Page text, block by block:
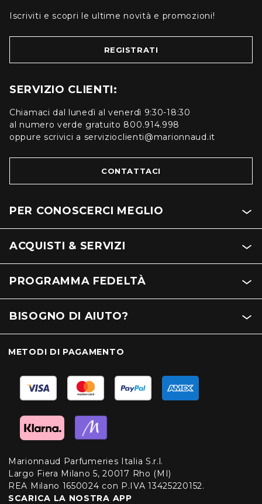
Iscriviti e scopri le ultime novità e promozioni!
REGISTRATI
SERVIZIO CLIENTI:
Chiamaci dal lunedì al venerdì 9:30-18:30
al numero verde gratuito 800.914.998
oppure scrivici a servizioclienti@marionnaud.it
CONTATTACI
PER CONOSCERCI MEGLIO
ACQUISTI & SERVIZI
PROGRAMMA FEDELTÀ
BISOGNO DI AIUTO?
METODI DI PAGAMENTO
Marionnaud Parfumeries Italia S.r.l.
Largo Fiera Milano 5, 20017 Rho (MI)
REA Milano 1650024 con P.IVA 13425220152.
SCARICA LA NOSTRA APP